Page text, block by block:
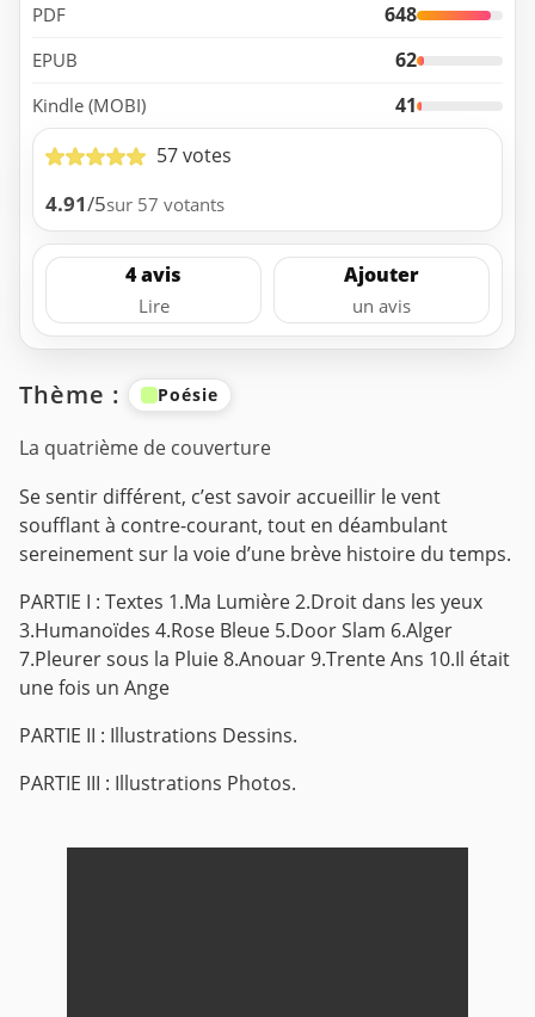
PDF 648
EPUB 62
Kindle (MOBI)
41
57 votes
4.91/5sur 57 votants
4 avis
Lire
Ajouter
un avis
Thème : Poésie
La quatrième de couverture
Se sentir différent, c’est savoir accueillir le vent
soufflant à contre-courant, tout en déambulant
sereinement sur la voie d’une brève histoire du temps.
PARTIE I : Textes 1.Ma Lumière2.Droit dans les yeux
3.Humanoïdes 4.Rose Bleue 5.Door Slam 6.Alger
7.Pleurer sous la Pluie8.Anouar9.Trente Ans 10.Il était
une fois un Ange
PARTIE II : Illustrations Dessins.
PARTIE III : Illustrations Photos.